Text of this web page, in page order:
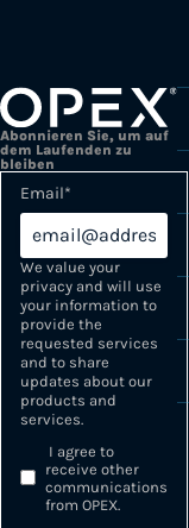
Abonnieren Sie, um auf
dem Laufenden zu
bleiben
Email*
We value your
privacy and will use
your information to
provide the
requested services
and to share
updates about our
products and
services.
I agree to
receive other
communications
from OPEX.